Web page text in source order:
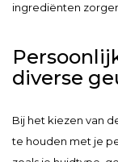
ingrediënten
diverse
Bij het kiezen van
te houden met je